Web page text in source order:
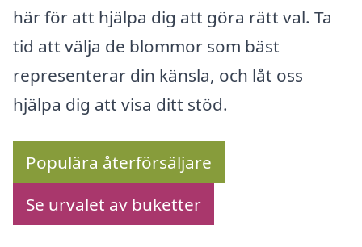
här för att hjälpa dig att göra rätt val. Ta
tid att välja de blommor som bäst
representerar din känsla, och låt oss
hjälpa dig att visa ditt stöd.
Populära återförsäljare
Se urvalet av buketter